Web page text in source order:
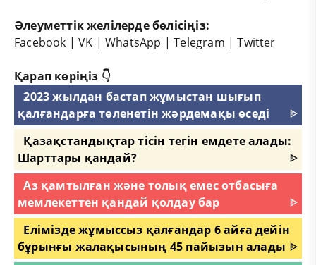
Әлеуметтік желілерде бөлісіңіз:
Facebook |VK |WhatsApp |Telegram |Twitter
Қарап көріңіз 👇
2023 жылдан бастап жұмыстан шығып
қалғандарға төленетін жәрдемақы өседі
ᐈ
Қазақстандықтар тісін тегін емдете алады:
Шарттары қандай?
ᐈ
Аз қамтылған және толық емес отбасыға
мемлекеттен қандай қолдау бар
ᐈ
Елімізде жұмыссыз қалғандар 6 айға дейін
бұрынғы жалақысының 45 пайызын алады ᐈ